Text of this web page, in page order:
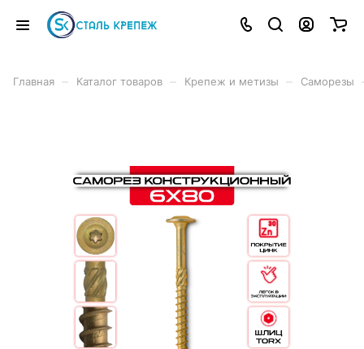
Главная Каталог товаров Крепеж и метизы Саморезы